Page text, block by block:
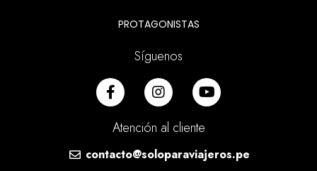
PROTAGONISTAS
Síguenos
Atención al cliente
contacto@soloparaviajeros.pe